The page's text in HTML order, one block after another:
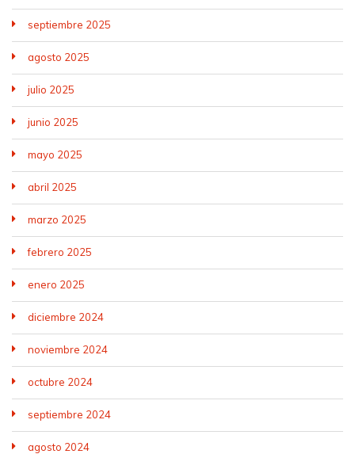
septiembre 2025
agosto 2025
julio 2025
junio 2025
mayo 2025
abril 2025
marzo 2025
febrero 2025
enero 2025
diciembre 2024
noviembre 2024
octubre 2024
septiembre 2024
agosto 2024